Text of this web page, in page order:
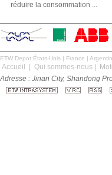
réduire la consommation ...
ETW Depot:États-Unis | France |
Accueil Qui sommes-nous
Adresse : Jinan City,